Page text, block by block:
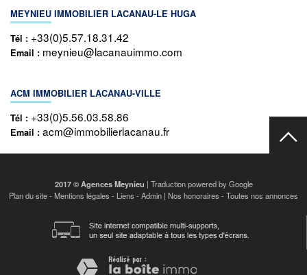
MEYNIEU IMMOBILIER LACANAU-LE HUGA
Tél : +33(0)5.57.18.31.42
Email : meynieu@lacanauimmo.com
ACM IMMOBILIER LACANAU-VILLE
Tél : +33(0)5.56.03.58.86
Email : acm@immobilierlacanau.fr
2017 © Agences Meynieu | Traduction powered by Google
Plan du site- Mentions légales - Liens - Admin | Nos honoraires - Toutes nos annonces